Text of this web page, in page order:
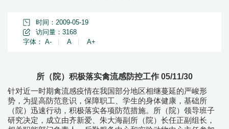
时间：2009-05-19
访问量： 3168
字体： A- A A+
所（院）积极落实禽流感防控工作 05/11/30
针对近一时期禽流感疫情在我国部分地区相继蔓延的严峻形
势，为提高防范意识，保障职工、学生的身体健康，基础所
（院）迅速行动，积极落实各项防范措施。所（院）领导班子
研究决定，成立由齐新爱、朱大海副所（院）长任正副组长，